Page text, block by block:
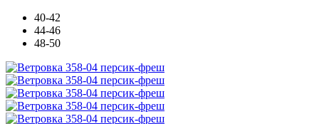
40-42
44-46
48-50